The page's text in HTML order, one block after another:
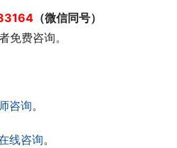
（微信同号）
免费咨询。
咨询。
线咨询。